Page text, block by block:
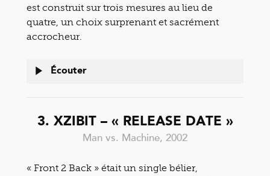
est construit sur trois mesures au lieu de
quatre, un choix surprenant et sacrément
accrocheur.
Écouter
3. XZIBIT – « RELEASE DATE »
Man vs. Machine, 2002
« Front 2 Back » était un single bélier,